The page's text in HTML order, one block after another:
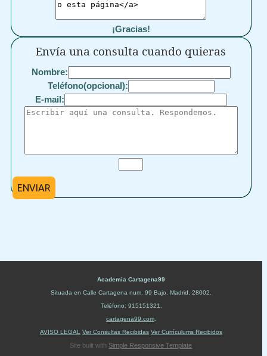
¡Gracias!
Envía una consulta cuando quieras
Nombre:
Teléfono(opcional):
E-mail:
ENVIAR
Academia Cartagena99
Situada en Calle Cartagena num. 99 Bajo Madrid 28002
Teléfono: 915151321
cartagena99.com
AVISO LEGAL
Ver Consultas Recibidas Ver Currículums Recibidos
Site built with Simple Responsive Template